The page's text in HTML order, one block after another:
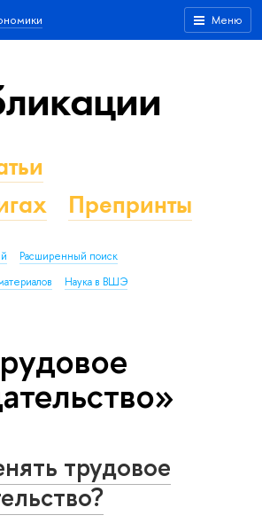
Меню
Препринты
Расширенный поиск
Наука в ВШЭ
трудовое